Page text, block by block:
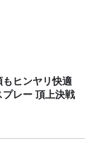
もヒンヤリ快適
レー 頂上決戦